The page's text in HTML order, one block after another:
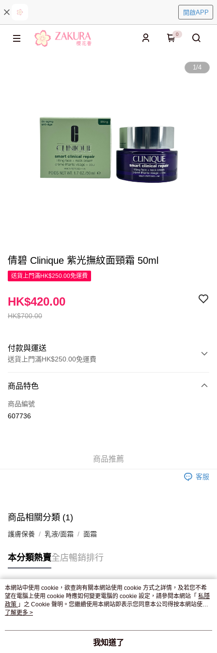
開啟APP
0
1/4
倩碧 Clinique 紫光撫紋面頸霜 50ml
送貨上門滿HK$250.00免運費
HK$700.00
HK$420.00
付款與運送
送貨上門滿HK$250.00免運費
信用卡
Apple Pay
付款後門市自取，訂單確認後2-4個工作天到店，7天內取。逾期後
商品特色
商品編號
607736
商品推薦
客服
商品相關分類 (1)
護膚保養 乳液/面霜 面霜
本分類熱賣全店暢銷排行
熱門標籤
熱銷排行
本網站中使用 cookie，欲查詢有關本網站使用 cookie 方式之詳情，及若您不希
望在電腦上使用 cookie 時應如何變更電腦的 cookie 設定，請參閱本網站「 私隱
政策 」之 Cookie 聲明。您繼續使用本網站即表示您同意本公司得按本網站使用
條款之 Cookie 聲明使用 cookie。
了解更多 >
我知道了